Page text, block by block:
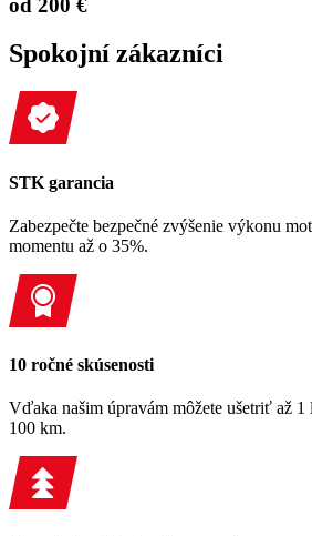
Spokojní zákazníci
STK garancia
Zabezpečte bezpečné zvýšenie výkonu
momentu až o 35%.
10 ročné skúsenosti
Vďaka našim úpravám môžete ušetriť až 1
100 km.